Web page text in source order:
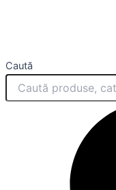
Caută